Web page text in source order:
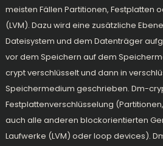
meisten Fällen Partitionen, Festplatten
(LVM). Dazu wird eine zusätzliche
Dateisystem und dem Datenträger
vor dem Speichern auf dem
crypt verschlüsselt und dann in
Speichermedium geschrieben. Dm-
Festplattenverschlüsselung
auch alle anderen blockorientierten
Laufwerke (LVM) oder loop devices).